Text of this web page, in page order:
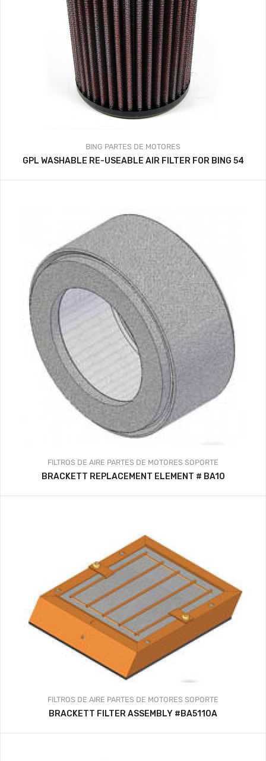
BING PARTES DE MOTORES
GPL WASHABLE RE-USEABLE AIR FILTER FOR BING 54
FILTROS DE AIRE PARTES DE MOTORES SOPORTE
BRACKETT REPLACEMENT ELEMENT # BA10
FILTROS DE AIRE PARTES DE MOTORES SOPORTE
BRACKETT FILTER ASSEMBLY #BA5110A